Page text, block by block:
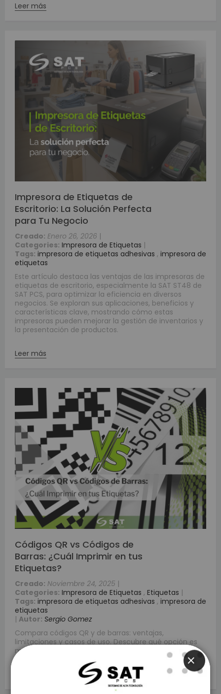
Leer más
Impresora de Etiquetas de
Escritorio: La Solución Perfecta
para Tu Negocio
Creado: Enero 26, 2026 |
Categories: Impresora de Etiquetas |
Tags: impresora de etiquetas adhesivas , impresora de
etiquetas
Este artículo destaca las ventajas de las impresoras de
etiquetas de escritorio, especialmente la SAT ST48 de
SAT PCS, para optimizar la eficiencia en diversos
negocios. Se exploran sus aplicaciones, beneficios y
características clave, mostrando cómo estas
impresoras pueden mejorar la gestión de inventarios y
la presentación de productos.
Leer más
Códigos QR vs Códigos de
Barras: ¿Cuál Imprimir en tus
Etiquetas?
Creado: Noviembre 24, 2025 |
Categories: Impresora de Etiquetas , Etiquetas |
Tags: impresora de etiquetas adhesivas , impresora de
etiquetas
| Autor: Sergio Gomez
Compara códigos QR y de barras: ventajas,
limitaciones y casos de uso. Descubre qué opción es
mejor para tu negocio con impresoras SAT PCS.
CLOSE